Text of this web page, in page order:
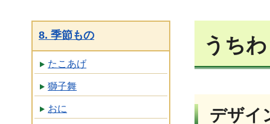
8. 季節もの
たこあげ
獅子舞
おに
うちわ
デザイ